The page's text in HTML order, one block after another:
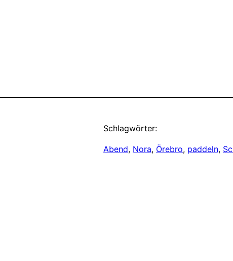
Schlagwörter:
Abend, Nora, Örebro, paddeln,